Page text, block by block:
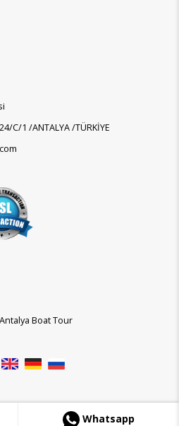
Whatsapp
C/1 /ANTALYA /TÜRKİYE
Boat Tour